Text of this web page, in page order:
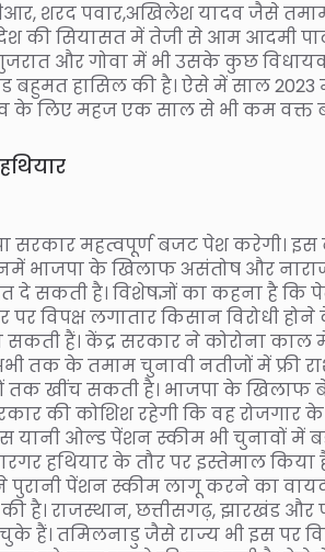
शरद पवार,अखिलेश यादव जैसे
सियासत में तेजी से आम आदमी
और गोवा में भी उसके कुछ
बहुमत हासिल की है। ऐसे में साल 2023
के लिए महज एक साल से भी कम वक्त
सरकार महत्वपूर्ण बजट पेश करेगी।
भाजपा के खिलाफ असंतोष और
दे सकती है। विशेषज्ञों का कहना है कि
पर विपक्ष लगातार किसान विरोधी
हैं। केंद्र सरकार ने कोरोना काल में
तक के तमाम चुनावी नतीजों में फ्री
खींच सकती है। भाजपा के खिलाफ
की कोशिश रहेगी कि वह
ओल्ड पेंशन स्कीम भी चुनावों में
हथियार के तौर पर इस्तेमाल किया
पुरानी पेंशन स्कीम लागू करने का
है। राजस्थान, छत्तीसगढ़, झारखंड
हैं। तमिलनाडु जैसे राज्य भी इस पर